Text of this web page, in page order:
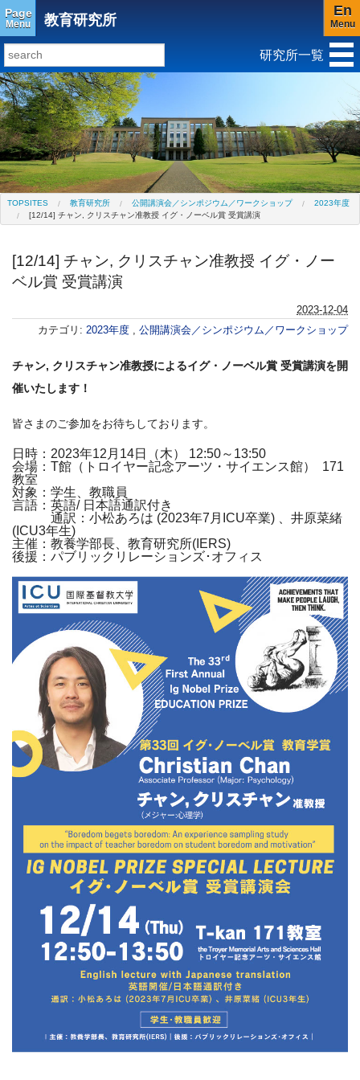
Page
Menu 教育研究所
En
Menu
研究所トップ 教育研究所
キリスト教と文化研究所 アジア文化研究所
平和研究所 ジェンダー研究センター
研究所一覧
TOPSITES 教育研究所 公開講演会／シンポジウム／ワークショップ
2023年度
[12/14] チャン, クリスチャン准教授 イグ・ノーベル賞 受賞講演
[12/14] チャン, クリスチャン准教授 イグ・ノー
ベル賞 受賞講演
2023-12-04
カテゴリ: 2023年度 , 公開講演会／シンポジウム／ワークショップ
チャン, クリスチャン准教授によるイグ・ノーベル賞 受賞講演を開
催いたします！
皆さまのご参加をお待ちしております。
日時：2023年12月14日（木） 12:50～13:50
会場：T館（トロイヤー記念アーツ・サイエンス館） 171
教室
対象：学生、教職員
言語：英語/ 日本語通訳付き
通訳：小松あろは (2023年7月ICU卒業) 、井原菜緒
(ICU3年生)
主催：教養学部長、教育研究所(IERS)
後援：パブリックリレーションズ･オフィス